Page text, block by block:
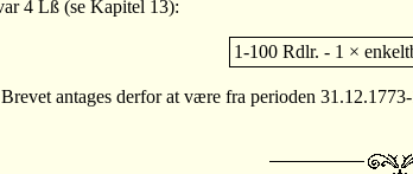
4 Lß (se Kapitel 13):
1-100 Rdlr. - 1 ×
antages derfor at være fra perioden